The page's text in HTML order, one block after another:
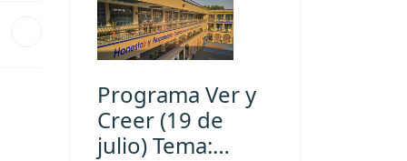
Programa Ver y
Creer (19 de
julio) Tema:…